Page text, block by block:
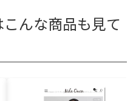
んな商品も見て